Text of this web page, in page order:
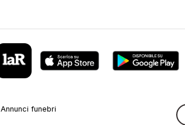
Annunci funebri